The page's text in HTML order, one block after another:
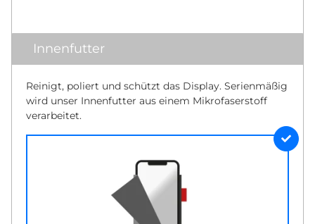
Innenfutter
Reinigt, poliert und schützt das Display. Serienmäßig
wird unser Innenfutter aus einem Mikrofaserstoff
verarbeitet.